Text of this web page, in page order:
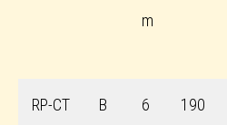
m
RP-CT
B
6
190